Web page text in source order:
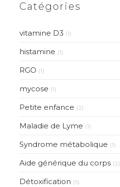
Catégories
vitamine D3 (1)
histamine (1)
RGO (1)
mycose (1)
Petite enfance (2)
Maladie de Lyme (1)
Syndrome métabolique (1)
Aide générique du corps (2)
Détoxification (5)